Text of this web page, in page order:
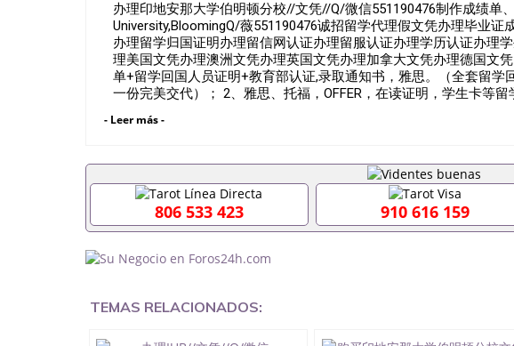
办理印地安那大学伯明顿分校//文凭//Q/微信551190476制作成绩单
University,BloomingQ/薇551190476诚招留学代理假文凭办理毕业
办理留学归国证明办理留信网认证办理留服认证办理学历认证办理
理美国文凭办理澳洲文凭办理英国文凭办理加拿大文凭办理德国文
单+留学回国人员证明+教育部认证,录取通知书，雅思。（全套留学
一份完美交代）； 2、雅思、托福，OFFER，在读证明，学生卡等
时间都可以根据客户要求安排。 国内找工作假的毕业证可以用吗
551190476入职国企/事业单位需要些什么材料551190476办理假毕
么办, 毕业证丢了怎么办, 没有正常毕业怎么办理毕业证,没毕业可以
科而没有正常毕业551190476您是否因为递交材料不齐而被拒之门
回国得不到教育部认证在校挂科了不想读了,成绩不理想毕不了业怎
怎么办理本科/研究生文凭551190476如何办理本科/硕士毕业证
么办理 外假毕业证551190476哪里可以制作美国毕业证551190476
查出来吗551190476假文凭网上能查到吗551190476 如何拿到国外毕
- Leer más -
806 533 423 910 616 159
TEMAS RELACIONADOS: